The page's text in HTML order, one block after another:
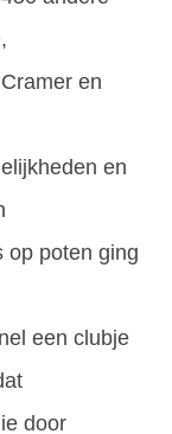
en
en
op poten ging
een clubje
door